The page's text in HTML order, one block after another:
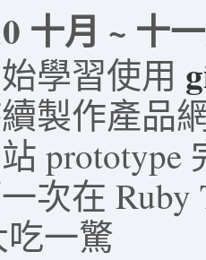
十月 ~ 十
學習使用
製作產品
prototype
次在 Ruby
一驚